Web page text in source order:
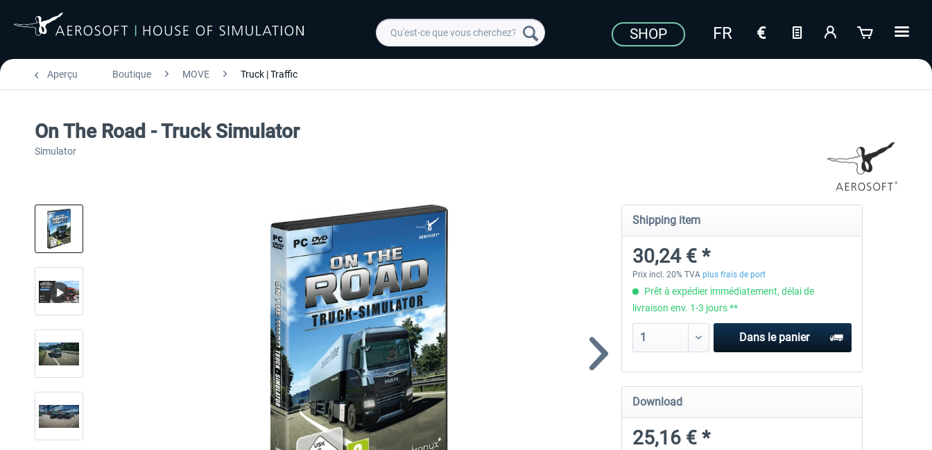
SHOP
Aperçu Boutique MOVE Truck | Traffic
On The Road - Truck Simulator
Simulator
Shipping item
30,24 € *
Prix incl. 20% TVA plus frais de port
Prêt à expédier immédiatement, délai de
livraison env. 1-3 jours **
Dans le panier
Download
25,16 € *